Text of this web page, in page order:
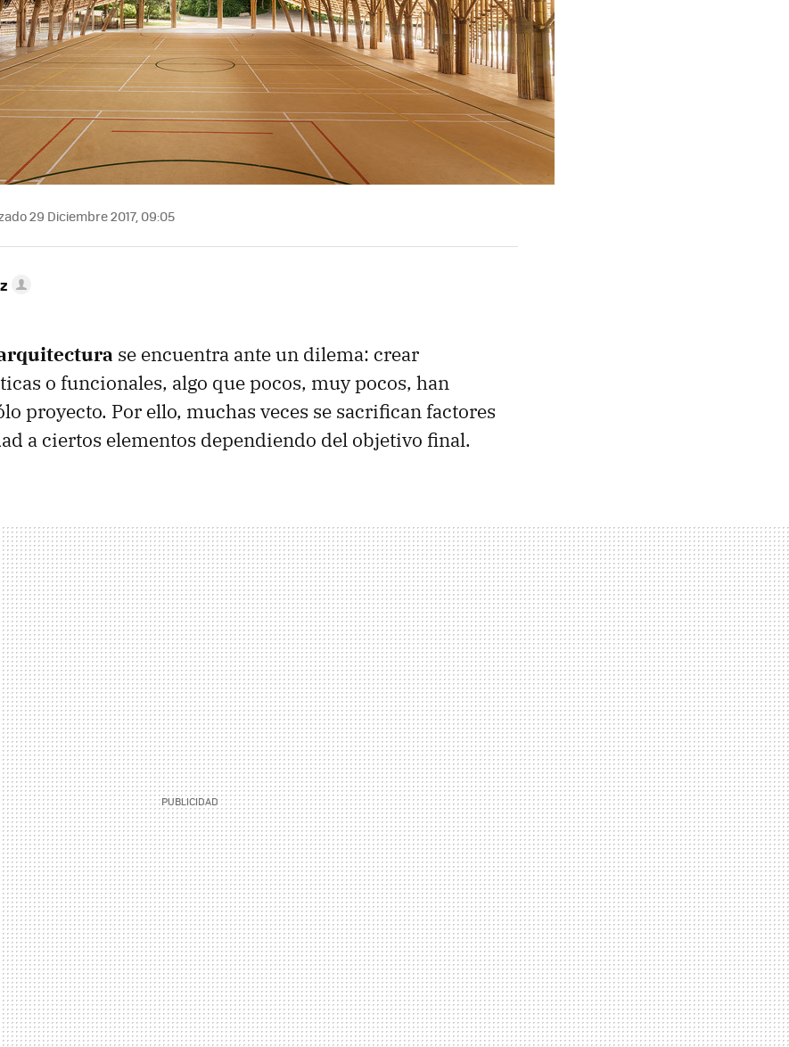
29 Diciembre 2017, 09:05
se encuentra ante un dilema: crear
o funcionales, algo que pocos, muy pocos, han
proyecto. Por ello, muchas veces se sacrifican factores
a ciertos elementos dependiendo del objetivo final.